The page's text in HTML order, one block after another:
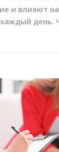
и влияют
день.